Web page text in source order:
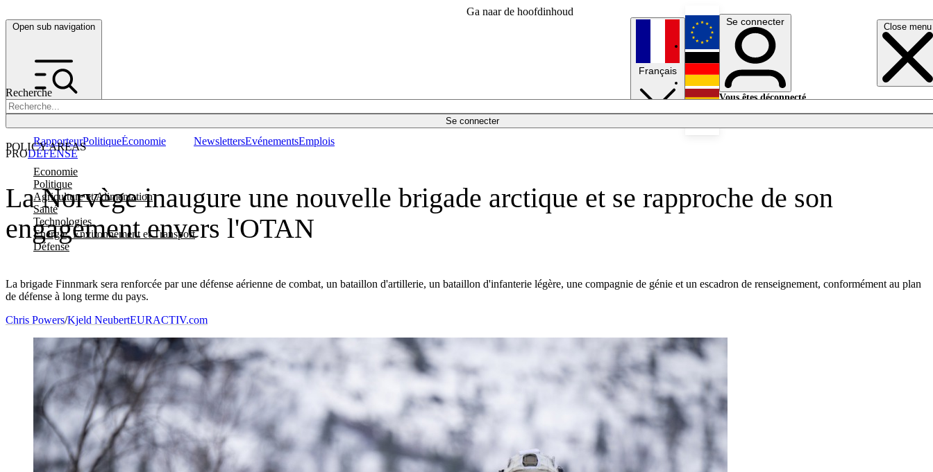
Ga naar de hoofdinhoud
Open sub navigation Close menu
Recherche
Se connecter
POLICY AREAS
Economie
Politique
Agriculture et Alimentation
Santé
Technologies
Energie, Environnement et Transport
Défense
RapporteurPolitiqueÉconomie NewslettersEvénementsEmplois
Français
English
Deutsch
Se connecter
Vous êtes déconnecté.
La Norvège inaugure une nouvelle brigade arctique et se rapproche de son
engagement envers l'OTAN
La brigade Finnmark sera renforcée par une défense aérienne de combat, un bataillon d'artillerie, un bataillon d'infanterie légère, une compagnie de génie et un escadron de renseignement, conformément au plan
de défense à long terme du pays.
PRODÉFENSE
Chris Powers/Kjeld NeubertEURACTIV.com